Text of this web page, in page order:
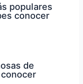
populares
conocer
de